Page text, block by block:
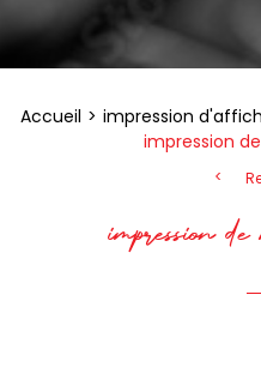
Accueil impression
impression
impression